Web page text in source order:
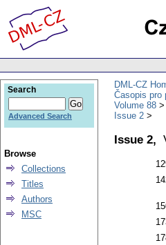
DML-CZ
Časopis pro
Volume 88
Issue 2
Issue 2,
Search
Advanced Search
Browse
Collections
Titles
Authors
MSC